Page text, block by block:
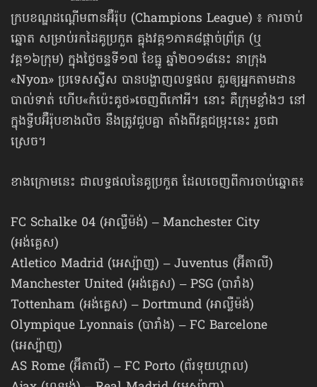
ក្របខណ្ឌដណ្ដើមពានអ៊ឺរ៉ុប (Champions League) ៖ ការចាប់
ឆ្នោត សម្រាប់រកដៃគូប្រកួត គ្នុងវគ្គ១ភាគ៨ផ្ដាច់ព្រ័ត្រ (ឬ
វគ្គ១៦ក្រុម) ក្នុងថ្ងៃចន្ទទី១៧ ខែធ្នូ ឆ្នាំ២០១៨នេះ នាក្រុង
«Nyon» ប្រទេសស្វីស បានបង្ហាញលទ្ធផល គួរឲ្យអ្នកតាមដាន
បាល់ទាត់ ហើប​«កំប៉េះគូថ»​ចេញពីកៅអី។ នោះ គឺក្រុមខ្លាំងៗ នៅ
ក្នុងទ្វីបអ៊ឺរ៉ុបខាងលិច នឹងត្រូវជួបគ្នា តាំងពីវគ្គជម្រុះនេះ រួចជា
ស្រេច។
ខាងក្រោមនេះ ជាលទ្ធផលនៃគូប្រកួត ដែលចេញ​ពីការចាប់ឆ្នោត៖
FC Schalke 04 (អាល្លឺម៉ង់) – Manchester City
(អង់គ្លេស)
Atletico Madrid (អេស្ប៉ាញ) – Juventus (អ៊ីតាលី)
Manchester United (អង់គ្លេស) – PSG (បារាំង)
Tottenham (អង់គ្លេស) – Dortmund (អាល្លឺម៉ង់)
Olympique Lyonnais (បារាំង) – FC Barcelone
(អេស្ប៉ាញ)
AS Rome (អ៊ីតាលី) – FC Porto (ព័រទុយហ្គាល)